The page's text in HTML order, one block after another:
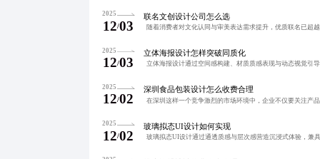
2025
12/03
联名文创设计公司怎么选
2025
12/03
立体海报设计怎样突破同质化
2025
12/02
深圳食品包装设计怎么收费合理
2025
12/02
玻璃拟态UI设计如何实现